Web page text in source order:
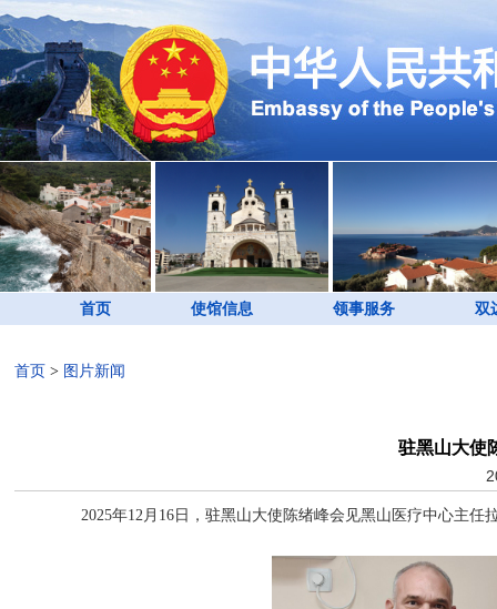
首页 使馆信息 领事服务 双
首页 > 图片新闻
驻黑山大使
2025年12月16日，驻黑山大使陈绪峰会见黑山医疗中心主任